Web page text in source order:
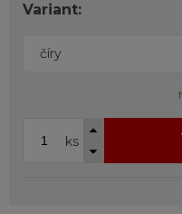
Variant:
číry
ks